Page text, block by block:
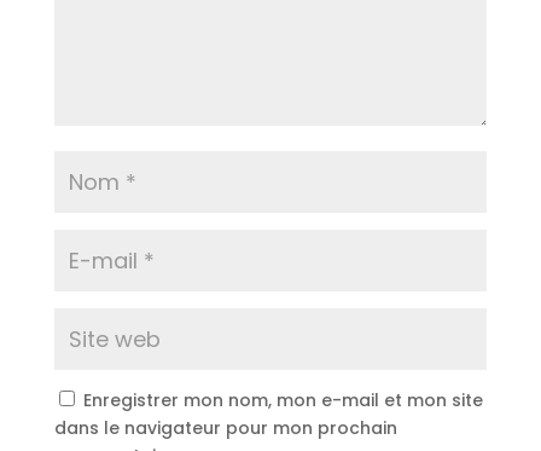
Enregistrer mon nom, mon e-mail et mon site
dans le navigateur pour mon prochain